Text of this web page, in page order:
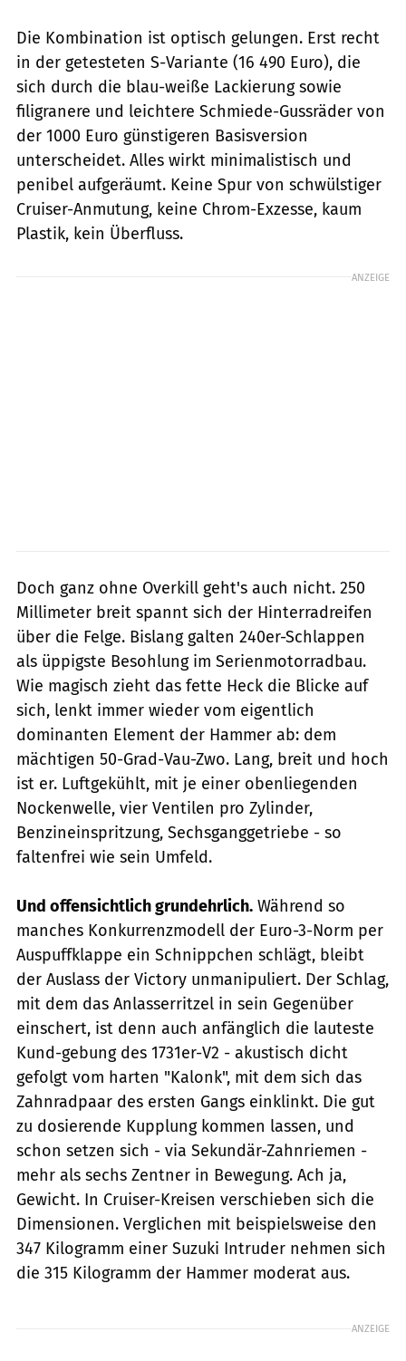
Die Kombination ist optisch gelungen. Erst recht
in der getesteten S-Variante (16 490 Euro), die
sich durch die blau-weiße Lackierung sowie
filigranere und leichtere Schmiede-Gussräder von
der 1000 Euro günstigeren Basisversion
unterscheidet. Alles wirkt minimalistisch und
penibel aufgeräumt. Keine Spur von schwülstiger
Cruiser-Anmutung, keine Chrom-Exzesse, kaum
Plastik, kein Überfluss.
ANZEIGE
Doch ganz ohne Overkill geht's auch nicht. 250
Millimeter breit spannt sich der Hinterradreifen
über die Felge. Bislang galten 240er-Schlappen
als üppigste Besohlung im Serienmotorradbau.
Wie magisch zieht das fette Heck die Blicke auf
sich, lenkt immer wieder vom eigentlich
dominanten Element der Hammer ab: dem
mächtigen 50-Grad-Vau-Zwo. Lang, breit und hoch
ist er. Luftgekühlt, mit je einer obenliegenden
Nockenwelle, vier Ventilen pro Zylinder,
Benzineinspritzung, Sechsganggetriebe - so
faltenfrei wie sein Umfeld.
Und offensichtlich grundehrlich. Während so
manches Konkurrenzmodell der Euro-3-Norm per
Auspuffklappe ein Schnippchen schlägt, bleibt
der Auslass der Victory unmanipuliert. Der Schlag,
mit dem das Anlasserritzel in sein Gegenüber
einschert, ist denn auch anfänglich die lauteste
Kund-gebung des 1731er-V2 - akustisch dicht
gefolgt vom harten "Kalonk", mit dem sich das
Zahnradpaar des ersten Gangs einklinkt. Die gut
zu dosierende Kupplung kommen lassen, und
schon setzen sich - via Sekundär-Zahnriemen -
mehr als sechs Zentner in Bewegung. Ach ja,
Gewicht. In Cruiser-Kreisen verschieben sich die
Dimensionen. Verglichen mit beispielsweise den
347 Kilogramm einer Suzuki Intruder nehmen sich
die 315 Kilogramm der Hammer moderat aus.
ANZEIGE